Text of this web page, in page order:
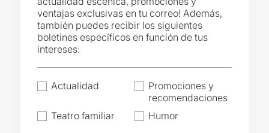
ventajas exclusivas en tu correo! Además,
también puedes recibir los siguientes
boletines específicos en función de tus
intereses:
Actualidad
Promociones y
recomendaciones
Teatro familiar
Humor